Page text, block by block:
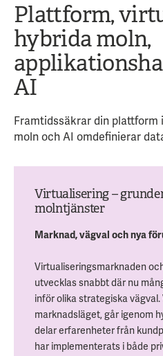
Plattform,
hybrida moln,
AI
Framtidssäkrar din plattform
moln och AI omdefinierar
Virtualisering –
molntjänster
Marknad, vägval och nya
Virtualiseringsmarknaden
utvecklas snabbt där nu
inför olika strategiska vägval.
marknadsläget, går igenom
delar erfarenheter från
har implementerats i både